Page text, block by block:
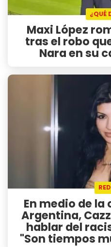
¿QUÉ
Maxi López
tras el robo
Nara en su
En medio de
Argentina,
hablar del
"Son tiempos